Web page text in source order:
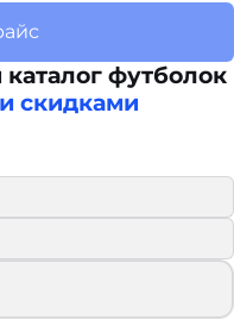
футболок
скидками